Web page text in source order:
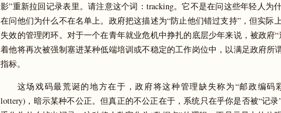
影”重新拉回记录表里。请注意这个词：tracking。它不是在问这些年轻人为
在问他们为什么不在名单上。政府把这描述为“防止他们错过支持”，但实际
失效的管理闭环。对于一个在青年就业危机中挣扎的底层少年来说，被政府
着他将再次被强制塞进某种低端培训或不稳定的工作岗位中，以满足政府所
指标。
这场戏码最荒诞的地方在于，政府将这种管理缺失称为“邮政编码彩
lottery)，暗示某种不公正。但真正的不公正在于，系统只在乎你是否被“记录